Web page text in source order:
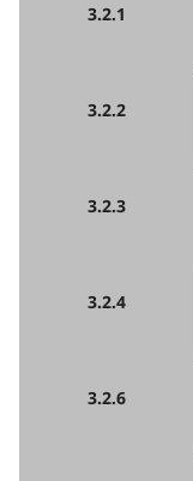
3.2.1
3.2.2
3.2.3
3.2.4
3.2.6